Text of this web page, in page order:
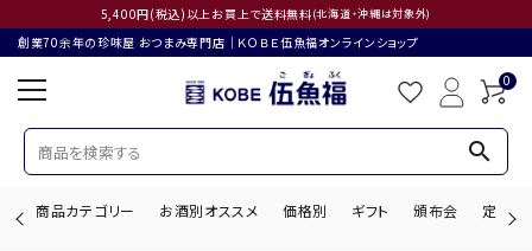
5,400円(税込)以上お買上で送料無料(北海道・沖縄は対象外)
創業70余年の珍味屋 おつまみ専門店│ＫＯＢＥ伍魚福オンラインショップ
0
search
商品カテゴリー お酒別オススメ 価格別 ギフト 頒布会 定期購